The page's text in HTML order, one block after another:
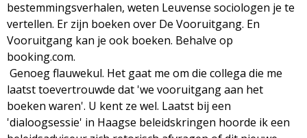
e
bestemmingsverhalen, weten Leuvense sociologen je te
vertellen. Er zijn boeken over De Vooruitgang. En
Vooruitgang kan je ook boeken. Behalve op
booking.com.
Genoeg flauwekul. Het gaat me om die collega die me
laatst toevertrouwde dat 'we vooruitgang aan het
boeken waren'. U kent ze wel. Laatst bij een
'dialoogsessie' in Haagse beleidskringen hoorde ik een